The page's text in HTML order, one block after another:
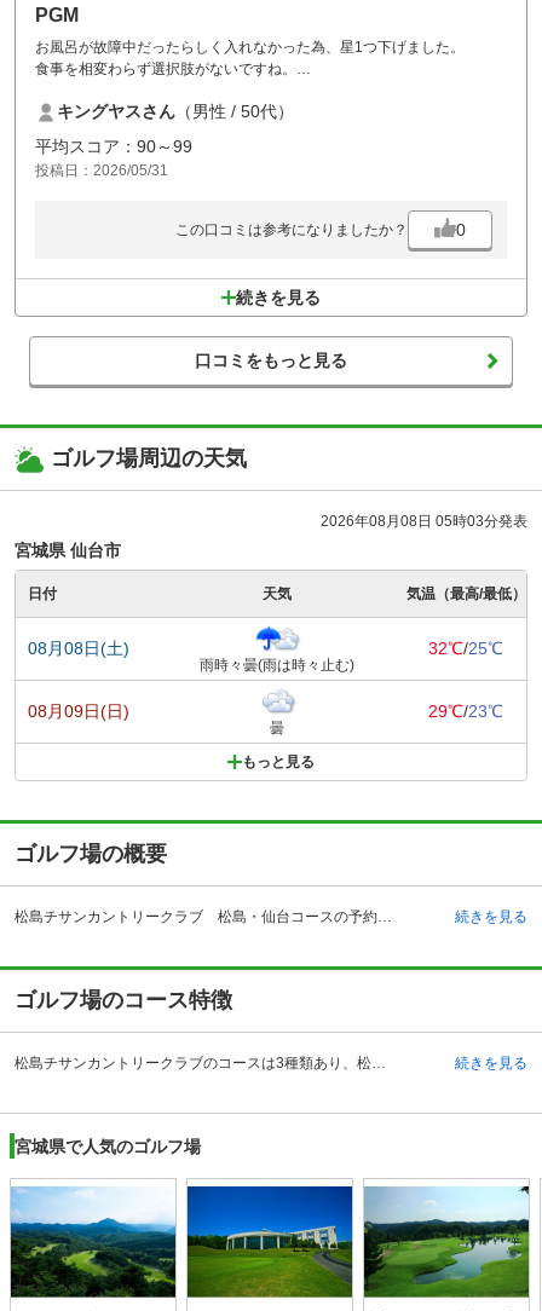
PGM
お風呂が故障中だったらしく入れなかった為、星1つ下げました。
食事を相変わらず選択肢がないですね。
キングヤスさん （男性 / 50代）
平均スコア：90～99
投稿日：2026/05/31
この口コミは参考になりましたか？ 0
続きを見る
口コミをもっと見る
ゴルフ場周辺の天気
2026年08月08日 05時03分発表
宮城県 仙台市
日付 天気 気温（最高/最低）
08月08日(土)
雨時々曇(雨は時々止む)
32℃/25℃
08月09日(日)
曇
29℃/23℃
もっと見る
ゴルフ場の概要
松島チサンカントリークラブ 松島・仙台コースの予約ならじゃらんゴルフ。カートの有無や利用税、キャンセル料、ナイター設備、駐車場などのコース情報はもちろん、口コミ、フォトギャラリーなどコースの難易度や攻略に役立つ情報充実、予約する度にポイントが貯まるのでお得にゴルフをお楽しみ頂けます。 松島チサンカントリークラブは1973年開場した、日本三景松島を背景にプレーを楽しめる、東北で一番ホール数の多いクラブとなっています。全54ホールで、それぞれの違った楽しみ方ができます。ラウンドスタイルは仙台・松島コースはキャディかセルフを選択でき、大郷コースはセルフプレーです。車でアクセスする場合、仙台松島道路・松島海岸インターチェンジから約4キロメートル、松島大郷インターチェンジからは約3キロメートルです。また東北本線・松島駅からは約5キロメートルとなっています。また仙台空港からは、およそ40キロメートルの位置にあります。クラブハウスは平屋造りの風格ある建物で、広々としたエントランスがホテルのような雰囲気を出しています。大郷コースを利用する場合は、クラブハウス場所が異なります。近くには有名観光地、松島の他に温泉地や水族館もあり、観光にゴルフにと楽しめます。 続きを見る
ゴルフ場のコース特徴
松島チサンカントリークラブのコースは3種類あり、松島コース、仙台コース、大郷コースがあります。各コースにIN・OUTがあり計54ホールです。松島コース・OUTは全体的にゆったりとプレーを楽しめ、INでは距離のあるコースを楽しめます。仙台コースは全体的にフラットで距離があり、安心してショットが可能。大郷コースはアップダウンが少ないため、ビギナーに手頃なコースです。松島コースIN18番は、飛距離と方向性が要求される難易度の高いホールです。また仙台コース4番は、右側にある杉林が林間コースを思わせ、美しい景色を楽しめる名物ホールとなっています。また仙台・松島両コース中1,2位を争って距離が長いのが、仙台の13番です。ロングヒッターでも3打で届かないことがあるホールです。 続きを見る
宮城県で人気のゴルフ場